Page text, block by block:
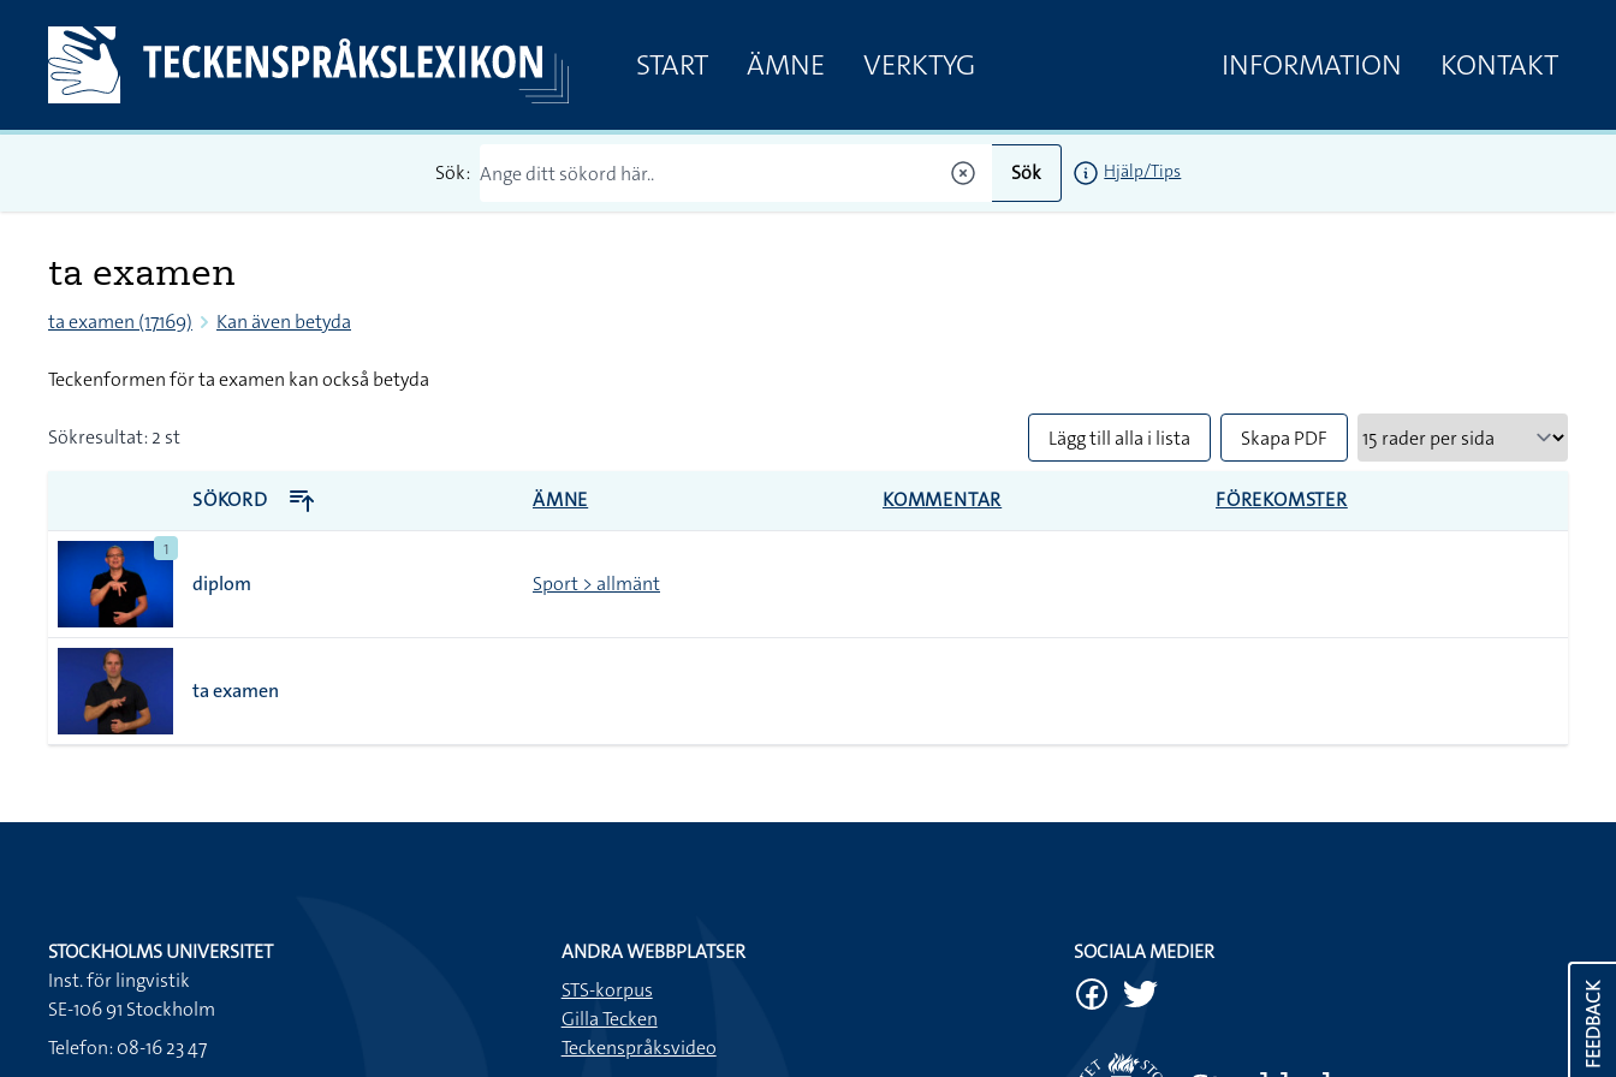
START ÄMNE VERKTYG INFORMATION KONTAKT
Sök: Sök Hjälp/Tips
ta examen
ta examen (17169) Kan även betyda
Teckenformen för ta examen kan också betyda
Sökresultat: 2 st Lägg till alla i lista Skapa PDF
SÖKORD ÄMNE KOMMENTAR FÖREKOMSTER
1
diplom Sport > allmänt
ta examen
FEEDBACK
STOCKHOLMS UNIVERSITET
Inst. för lingvistik
SE-106 91 Stockholm
Telefon: 08-16 23 47
ANDRA WEBBPLATSER
STS-korpus
Gilla Tecken
Teckenspråksvideo
SOCIALA MEDIER